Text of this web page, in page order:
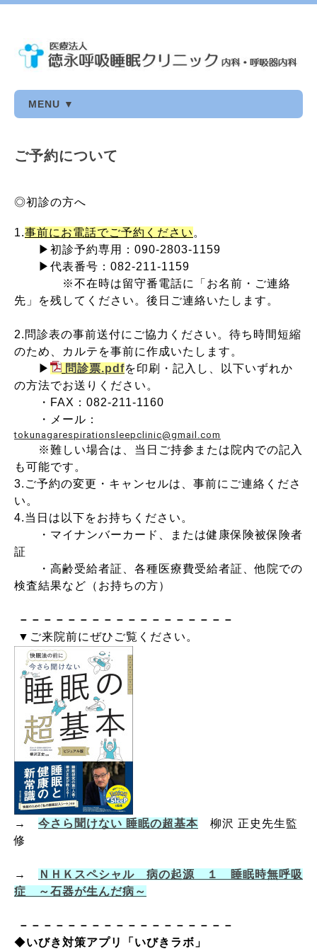
MENU ▼
ご予約について
◎初診の方へ
1.事前にお電話でご予約ください 。
▶初診予約専用：090-2803-1159
▶代表番号：082-211-1159
※不在時は留守番電話に「お名前・ご連絡
先」を残してください。後日ご連絡いたします。
2.問診表の事前送付にご協力ください。 待ち時間短縮
のため、カルテを事前に作成いたします。
▶
問診票.pdfを印刷・記入し、以下いずれか
の方法でお送りください。
・ FAX：082-211-1160
・メール：
tokunagarespirationsleepclinic@gmail.com
※難しい場合は、当日ご持参または院内での記入
も可能です。
3.ご予約の変更・キャンセルは、事前にご連絡くださ
い。
4.当日は以下をお持ちください。
・マイナンバーカード、または健康保険被保険者
証
・高齢受給者証、各種医療費受給者証、他院での
検査結果など（お持ちの方）
－－－－－－－－－－－－－－－－－－
▼ご来院前にぜひご覧ください。
→ 今さら聞けない 睡眠の超基本 柳沢 正史 先生監
修
→
ＮＨＫスペシャル 病の起源 １ 睡眠時無呼吸
症 ～石器が生んだ病～
－－－－－－－－－－－－－－－－－－
◆いびき対策アプリ「いびきラボ」